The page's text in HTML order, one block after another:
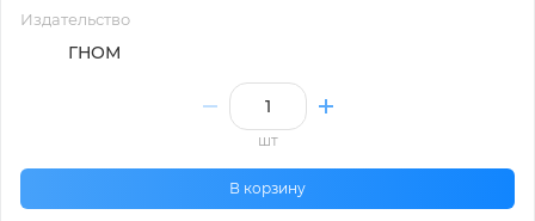
Издательство
ГНОМ
шт
В корзину